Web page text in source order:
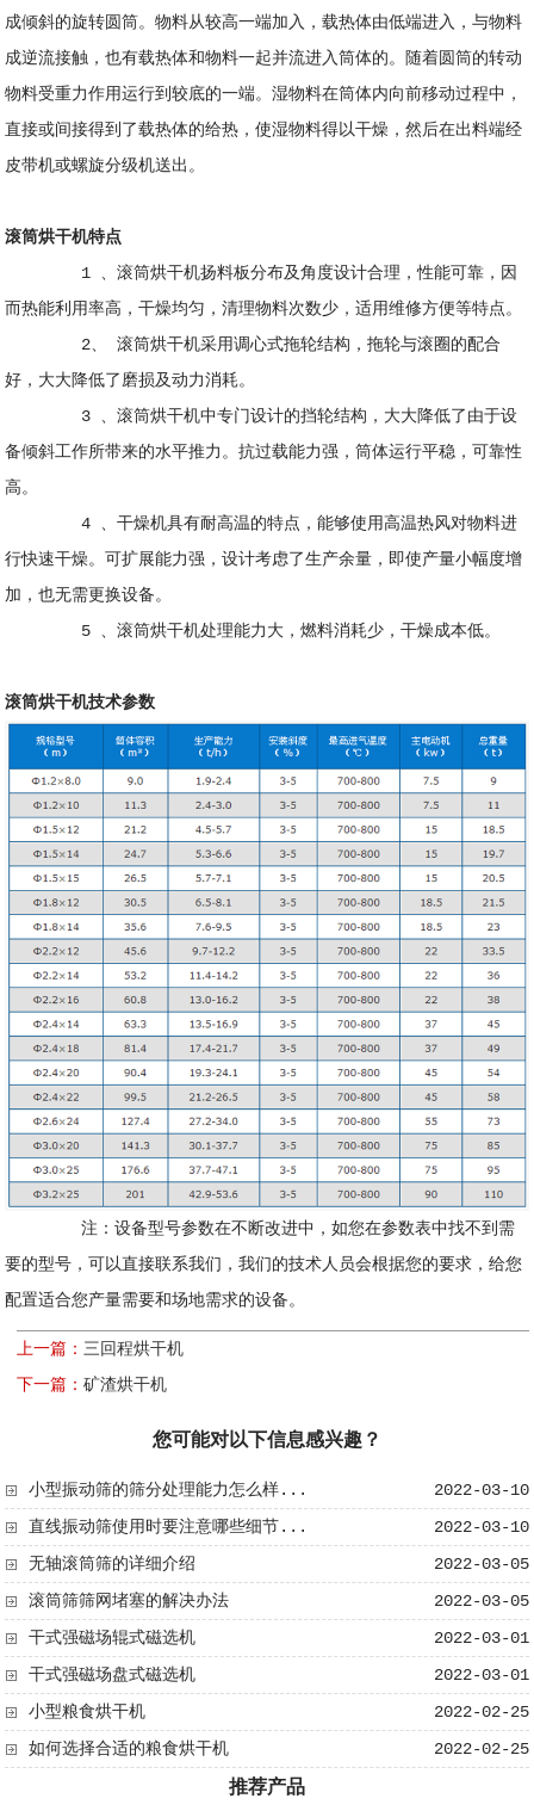
成倾斜的旋转圆筒。物料从较高一端加入，载热体由低端进入，与物料
成逆流接触，也有载热体和物料一起并流进入筒体的。随着圆筒的转动
物料受重力作用运行到较底的一端。湿物料在筒体内向前移动过程中，
直接或间接得到了载热体的给热，使湿物料得以干燥，然后在出料端经
皮带机或螺旋分级机送出。
滚筒烘干机特点
1 、滚筒烘干机扬料板分布及角度设计合理，性能可靠，因
而热能利用率高，干燥均匀，清理物料次数少，适用维修方便等特点。
2、 滚筒烘干机采用调心式拖轮结构，拖轮与滚圈的配合
好，大大降低了磨损及动力消耗。
3 、滚筒烘干机中专门设计的挡轮结构，大大降低了由于设
备倾斜工作所带来的水平推力。抗过载能力强，筒体运行平稳，可靠性
高。
4 、干燥机具有耐高温的特点，能够使用高温热风对物料进
行快速干燥。可扩展能力强，设计考虑了生产余量，即使产量小幅度增
加，也无需更换设备。
5 、滚筒烘干机处理能力大，燃料消耗少，干燥成本低。
滚筒烘干机技术参数
注：设备型号参数在不断改进中，如您在参数表中找不到需
要的型号，可以直接联系我们，我们的技术人员会根据您的要求，给您
配置适合您产量需要和场地需求的设备。
上一篇：三回程烘干机
下一篇：矿渣烘干机
您可能对以下信息感兴趣？
2022-03-10
小型振动筛的筛分处理能力怎么样...
2022-03-10
直线振动筛使用时要注意哪些细节...
2022-03-05
无轴滚筒筛​的详细介绍
2022-03-05
滚筒筛筛网堵塞的解决办法
2022-03-01
干式强磁场辊式磁选机
2022-03-01
干式强磁场盘式磁选机
2022-02-25
小型粮食烘干机
2022-02-25
如何选择合适的粮食烘干机
推荐产品